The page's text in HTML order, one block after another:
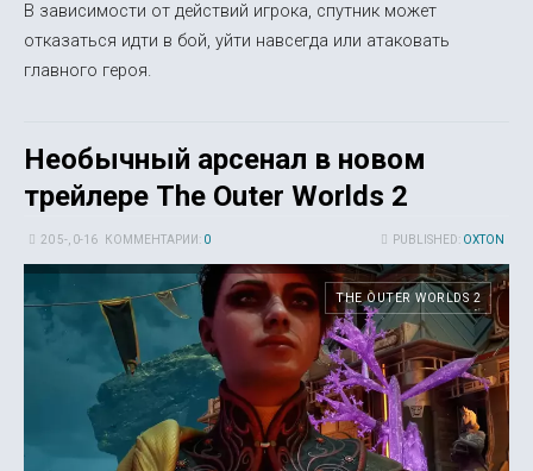
В зависимости от действий игрока, спутник может
отказаться идти в бой, уйти навсегда или атаковать
главного героя.
Необычный арсенал в новом
трейлере The Outer Worlds 2
PUBLISHED: OXTON
20 5-, 0-16 КОММЕНТАРИИ: 0
THE OUTER WORLDS 2